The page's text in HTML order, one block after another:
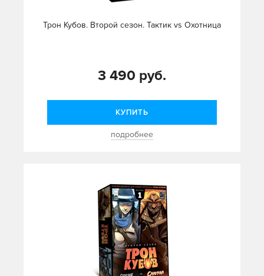
Трон Кубов. Второй сезон. Тактик vs Охотница
3 490 руб.
КУПИТЬ
подробнее